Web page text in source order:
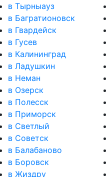
в Тырныауз
в Багратионовск
в Гвардейск
в Гусев
в Калининград
в Ладушкин
в Неман
в Озерск
в Полесск
в Приморск
в Светлый
в Советск
в Балабаново
в Боровск
в Жиздру